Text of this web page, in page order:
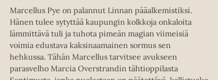
Marcellus Pye on palannut Linnan pääalkemistiksi.
Hänen tulee sytyttää kaupungin kolkkoja onkaloita
lämmittävä tuli ja tuhota pimeän magian viimeisiä
voimia edustava kaksinaamainen sormus sen
hehkussa. Tähän Marcellus tarvitsee avukseen
parasvelho Marcia Overstrandin tähtioppilasta